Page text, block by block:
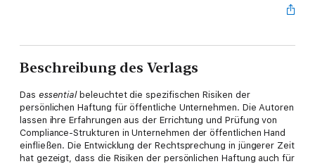
Beschreibung des Verlags
Das essentialbeleuchtet die spezifischen Risiken der
persönlichen Haftung für öffentliche Unternehmen. Die Autoren
lassen ihre Erfahrungen aus der Errichtung und Prüfung von
Compliance-Strukturen in Unternehmen der öffentlichen Hand
einfließen. Die Entwicklung der Rechtsprechung in jüngerer Zeit
hat gezeigt, dass die Risiken der persönlichen Haftung auch für